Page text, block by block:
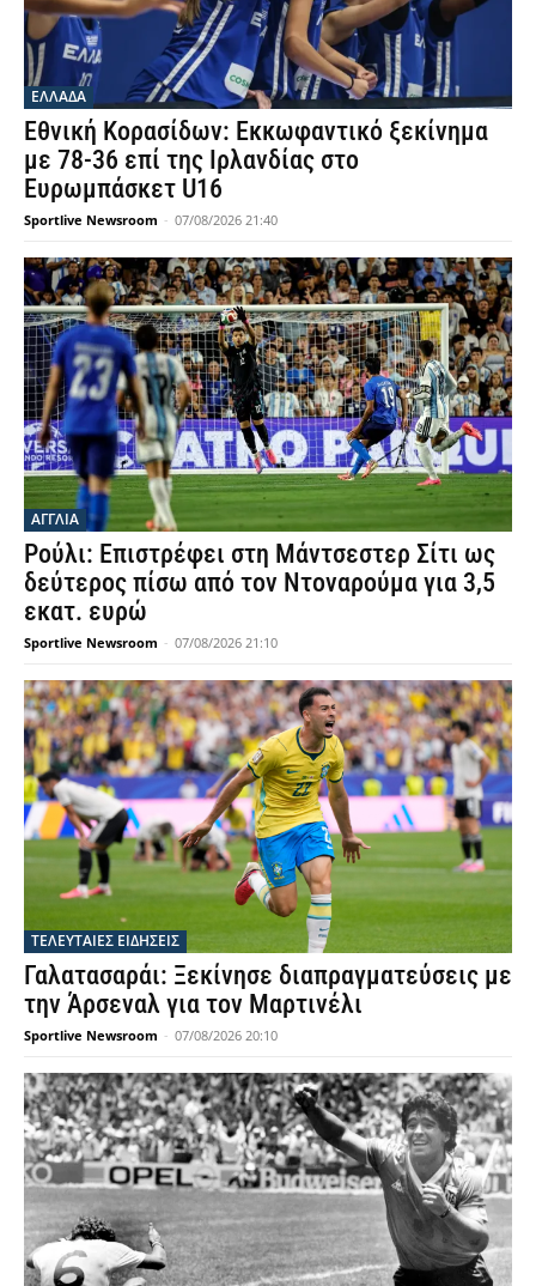
ΕΛΛΑΔΑ
Εθνική Κορασίδων: Εκκωφαντικό ξεκίνημα
με 78-36 επί της Ιρλανδίας στο
Ευρωμπάσκετ U16
Sportlive Newsroom - 07/08/2026 21:40
ΑΓΓΛΙΑ
Ρούλι: Επιστρέφει στη Μάντσεστερ Σίτι ως
δεύτερος πίσω από τον Ντοναρούμα για 3,5
εκατ. ευρώ
Sportlive Newsroom - 07/08/2026 21:10
ΤΕΛΕΥΤΑΙΕΣ ΕΙΔΗΣΕΙΣ
Γαλατασαράι: Ξεκίνησε διαπραγματεύσεις με
την Άρσεναλ για τον Μαρτινέλι
Sportlive Newsroom - 07/08/2026 20:10